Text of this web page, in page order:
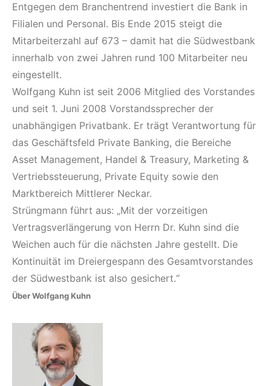
Entgegen dem Branchentrend investiert die Bank in
Filialen und Personal. Bis Ende 2015 steigt die
Mitarbeiterzahl auf 673 – damit hat die Südwestbank
innerhalb von zwei Jahren rund 100 Mitarbeiter neu
eingestellt.
Wolfgang Kuhn ist seit 2006 Mitglied des Vorstandes
und seit 1. Juni 2008 Vorstandssprecher der
unabhängigen Privatbank. Er trägt Verantwortung für
das Geschäftsfeld Private Banking, die Bereiche
Asset Management, Handel & Treasury, Marketing &
Vertriebssteuerung, Private Equity sowie den
Marktbereich Mittlerer Neckar.
Strüngmann führt aus: „Mit der vorzeitigen
Vertragsverlängerung von Herrn Dr. Kuhn sind die
Weichen auch für die nächsten Jahre gestellt. Die
Kontinuität im Dreiergespann des Gesamtvorstandes
der Südwestbank ist also gesichert.“
Über Wolfgang Kuhn